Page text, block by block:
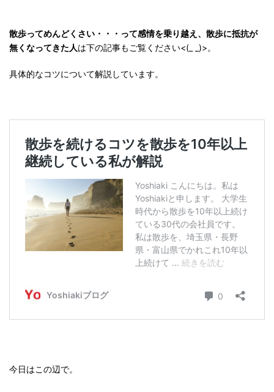
散歩ってめんどくさい・・・って感情を乗り越え、散歩に抵抗が
無くなってきた人は下の記事もご覧ください<(_ _)>。
具体的なコツについて解説しています。
今日はこの辺で。